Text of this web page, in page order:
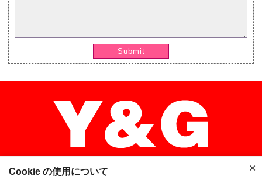
Submit
Cookie の使用について ×